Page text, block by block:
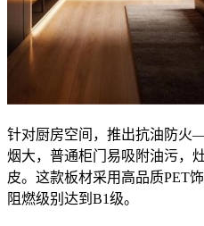
针对厨房空间，推出抗油防
烟大，普通柜门易吸附油污，
皮。这款板材采用高品质PET
阻燃级别达到B1级。